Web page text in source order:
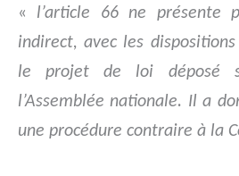
« l’article 66 ne présente
indirect, avec les
le projet de loi déposé
l’Assemblée nationale. Il a
une procédure contraire à la